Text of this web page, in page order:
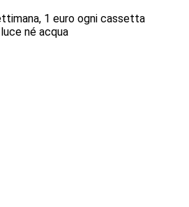
1 euro ogni cassetta
né acqua